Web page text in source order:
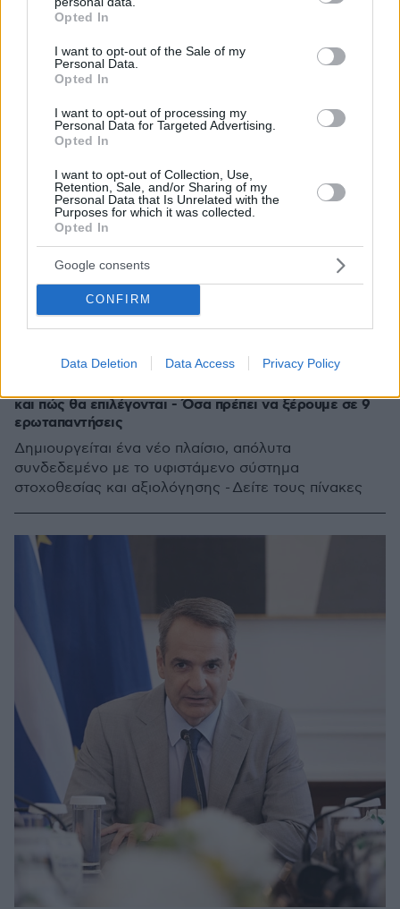
grant or deny consent to Google and its third-party tags to
use your data for below specified purposes in below Google
consent section.
Opted In
I want to opt-out of the Sale of my
Personal Data.
Opted In
I want to opt-out of processing my
Personal Data for Targeted Advertising.
Opted In
I want to opt-out of Collection, Use,
Retention, Sale, and/or Sharing of my
Personal Data that Is Unrelated with the
Purposes for which it was collected.
Opted In
Google consents
CONFIRM
Data Deletion Data Access Privacy Policy
και πώς θα επιλέγονται - Όσα πρέπει να ξέρουμε σε 9
ερωταπαντήσεις
Δημιουργείται ένα νέο πλαίσιο, απόλυτα
συνδεδεμένο με το υφιστάμενο σύστημα
στοχοθεσίας και αξιολόγησης - Δείτε τους πίνακες
29.04.2024, 16:16 214